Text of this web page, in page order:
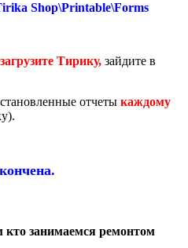
Shop\Printable\Forms
Тирику, зайдите в
отчеты каждому
занимаемся ремонтом